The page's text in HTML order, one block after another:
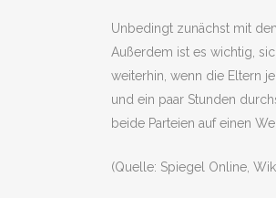
Unbedingt zunächst mit
Außerdem ist es wichtig,
weiterhin, wenn die Eltern
und ein paar Stunden
beide Parteien auf einen
(Quelle: Spiegel Online,